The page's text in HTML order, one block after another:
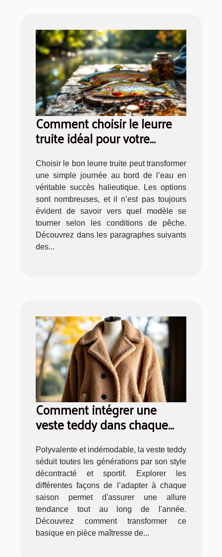
Comment choisir le leurre
truite idéal pour votre
prochaine sortie pêche ?
Choisir le bon leurre truite peut transformer
une simple journée au bord de l’eau en
véritable succès halieutique. Les options
sont nombreuses, et il n’est pas toujours
évident de savoir vers quel modèle se
tourner selon les conditions de pêche.
Découvrez dans les paragraphes suivants
des...
Comment intégrer une
veste teddy dans chaque
Polyvalente et indémodable, la veste teddy
séduit toutes les générations par son style
décontracté et sportif. Explorer les
différentes façons de l’adapter à chaque
saison permet d'assurer une allure
tendance tout au long de l'année.
Découvrez comment transformer ce
basique en pièce maîtresse de...